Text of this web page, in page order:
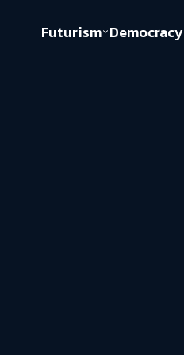
Futurism Democracy